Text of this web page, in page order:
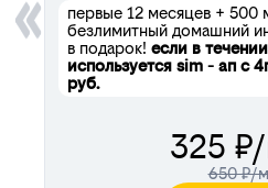
первые 12 месяцев + 500
безлимитный домашний
в подарок! если в
используется sim - ап с
руб.
325
650 ₽/